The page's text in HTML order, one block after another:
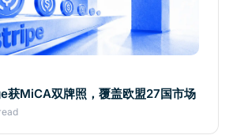
获MiCA双牌照，覆盖欧盟27国市场